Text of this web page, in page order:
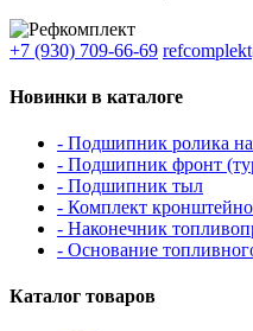
+7 (930) 709-66-69
Новинки в каталоге
- Подшипник ролика
- Подшипник фронт
- Подшипник тыл
- Комплект
- Наконечник
- Основание
Каталог товаров